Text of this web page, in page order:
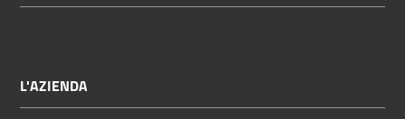
L'AZIENDA